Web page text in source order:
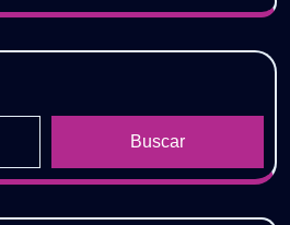
🇪🇨
Buscar